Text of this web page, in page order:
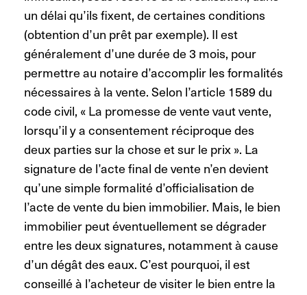
un délai qu’ils fixent, de certaines conditions
(obtention d’un prêt par exemple). Il est
généralement d’une durée de 3 mois, pour
permettre au notaire d’accomplir les formalités
nécessaires à la vente. Selon l’article 1589 du
code civil, « La promesse de vente vaut vente,
lorsqu’il y a consentement réciproque des
deux parties sur la chose et sur le prix ». La
signature de l’acte final de vente n’en devient
qu’une simple formalité d’officialisation de
l’acte de vente du bien immobilier. Mais, le bien
immobilier peut éventuellement se dégrader
entre les deux signatures, notamment à cause
d’un dégât des eaux. C’est pourquoi, il est
conseillé à l’acheteur de visiter le bien entre la